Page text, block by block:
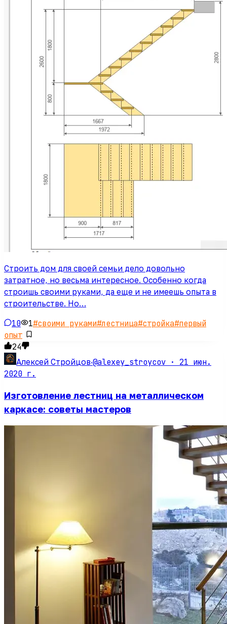
Строить дом для своей семьи дело довольно
затратное, но весьма интересное. Особенно когда
строишь своими руками, да еще и не имеешь опыта в
строительстве. Но…
10 1#своими руками#лестница#стройка#первый
опыт
24
Алексей Стройцов·@alexey_stroycov · 21 июн.
2020 г.
Изготовление лестниц на металлическом
каркасе: советы мастеров